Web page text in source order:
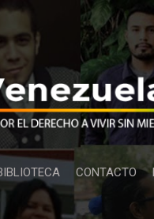
Ir al contenido principal
CONTACTO